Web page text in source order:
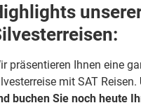
präsentieren Ihnen eine
mit SAT Reisen.
buchen Sie noch heute